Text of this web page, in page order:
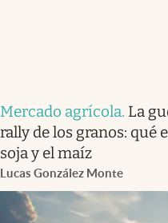
Mercado agrícola. La
rally de los granos: qué
soja y el maíz
Lucas González Monte